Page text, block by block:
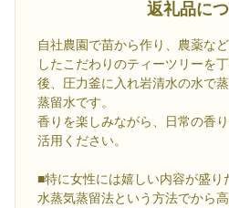
返礼品に
自社農園で苗から作り、農薬な
したこだわりのティーツリーを
後、圧力釜に入れ岩清水の水で
蒸留水です。
香りを楽しみながら、日常の香
活用ください。
■特に女性には嬉しい内容が盛り
水蒸気蒸留法という方法でから